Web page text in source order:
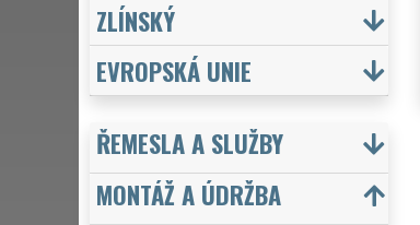
ZLÍNSKÝ
EVROPSKÁ UNIE
ŘEMESLA A SLUŽBY
MONTÁŽ A ÚDRŽBA